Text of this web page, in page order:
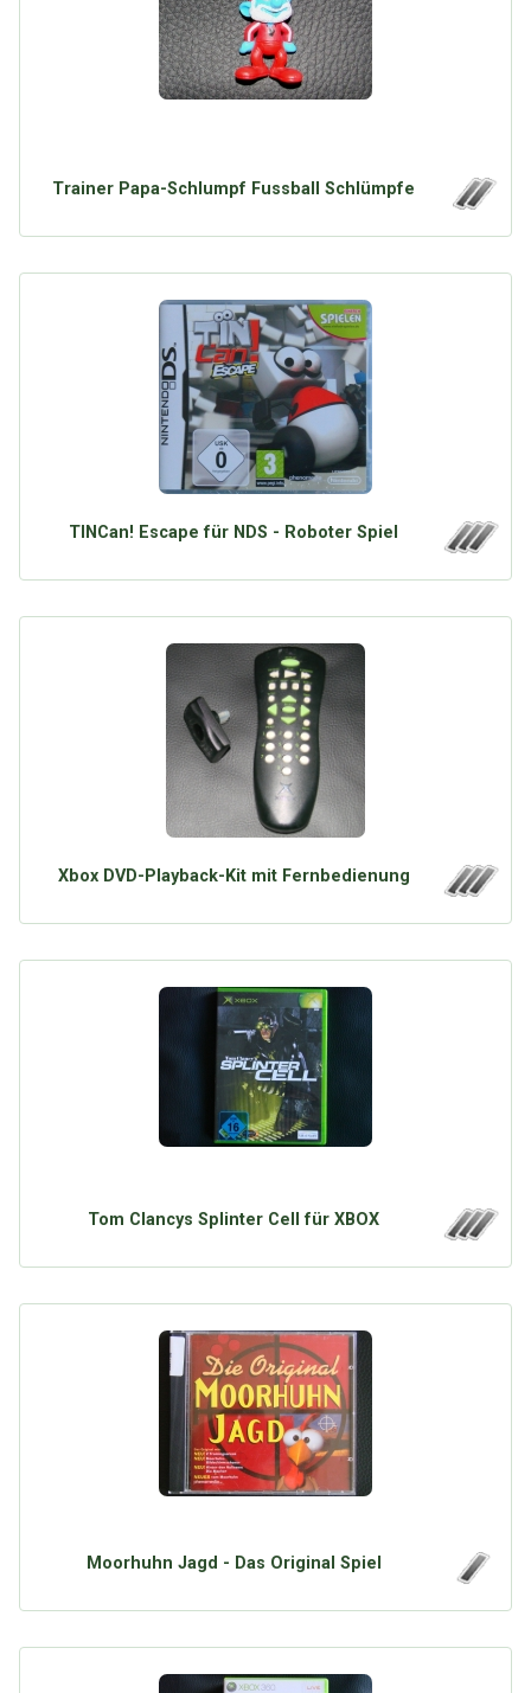
Über Tauschbu↔de
Kategorien
Trainer Papa-Schlumpf Fussball Schlümpfe
TINCan! Escape für NDS - Roboter Spiel
Xbox DVD-Playback-Kit mit Fernbedienung
Tom Clancys Splinter Cell für XBOX
Moorhuhn Jagd - Das Original Spiel